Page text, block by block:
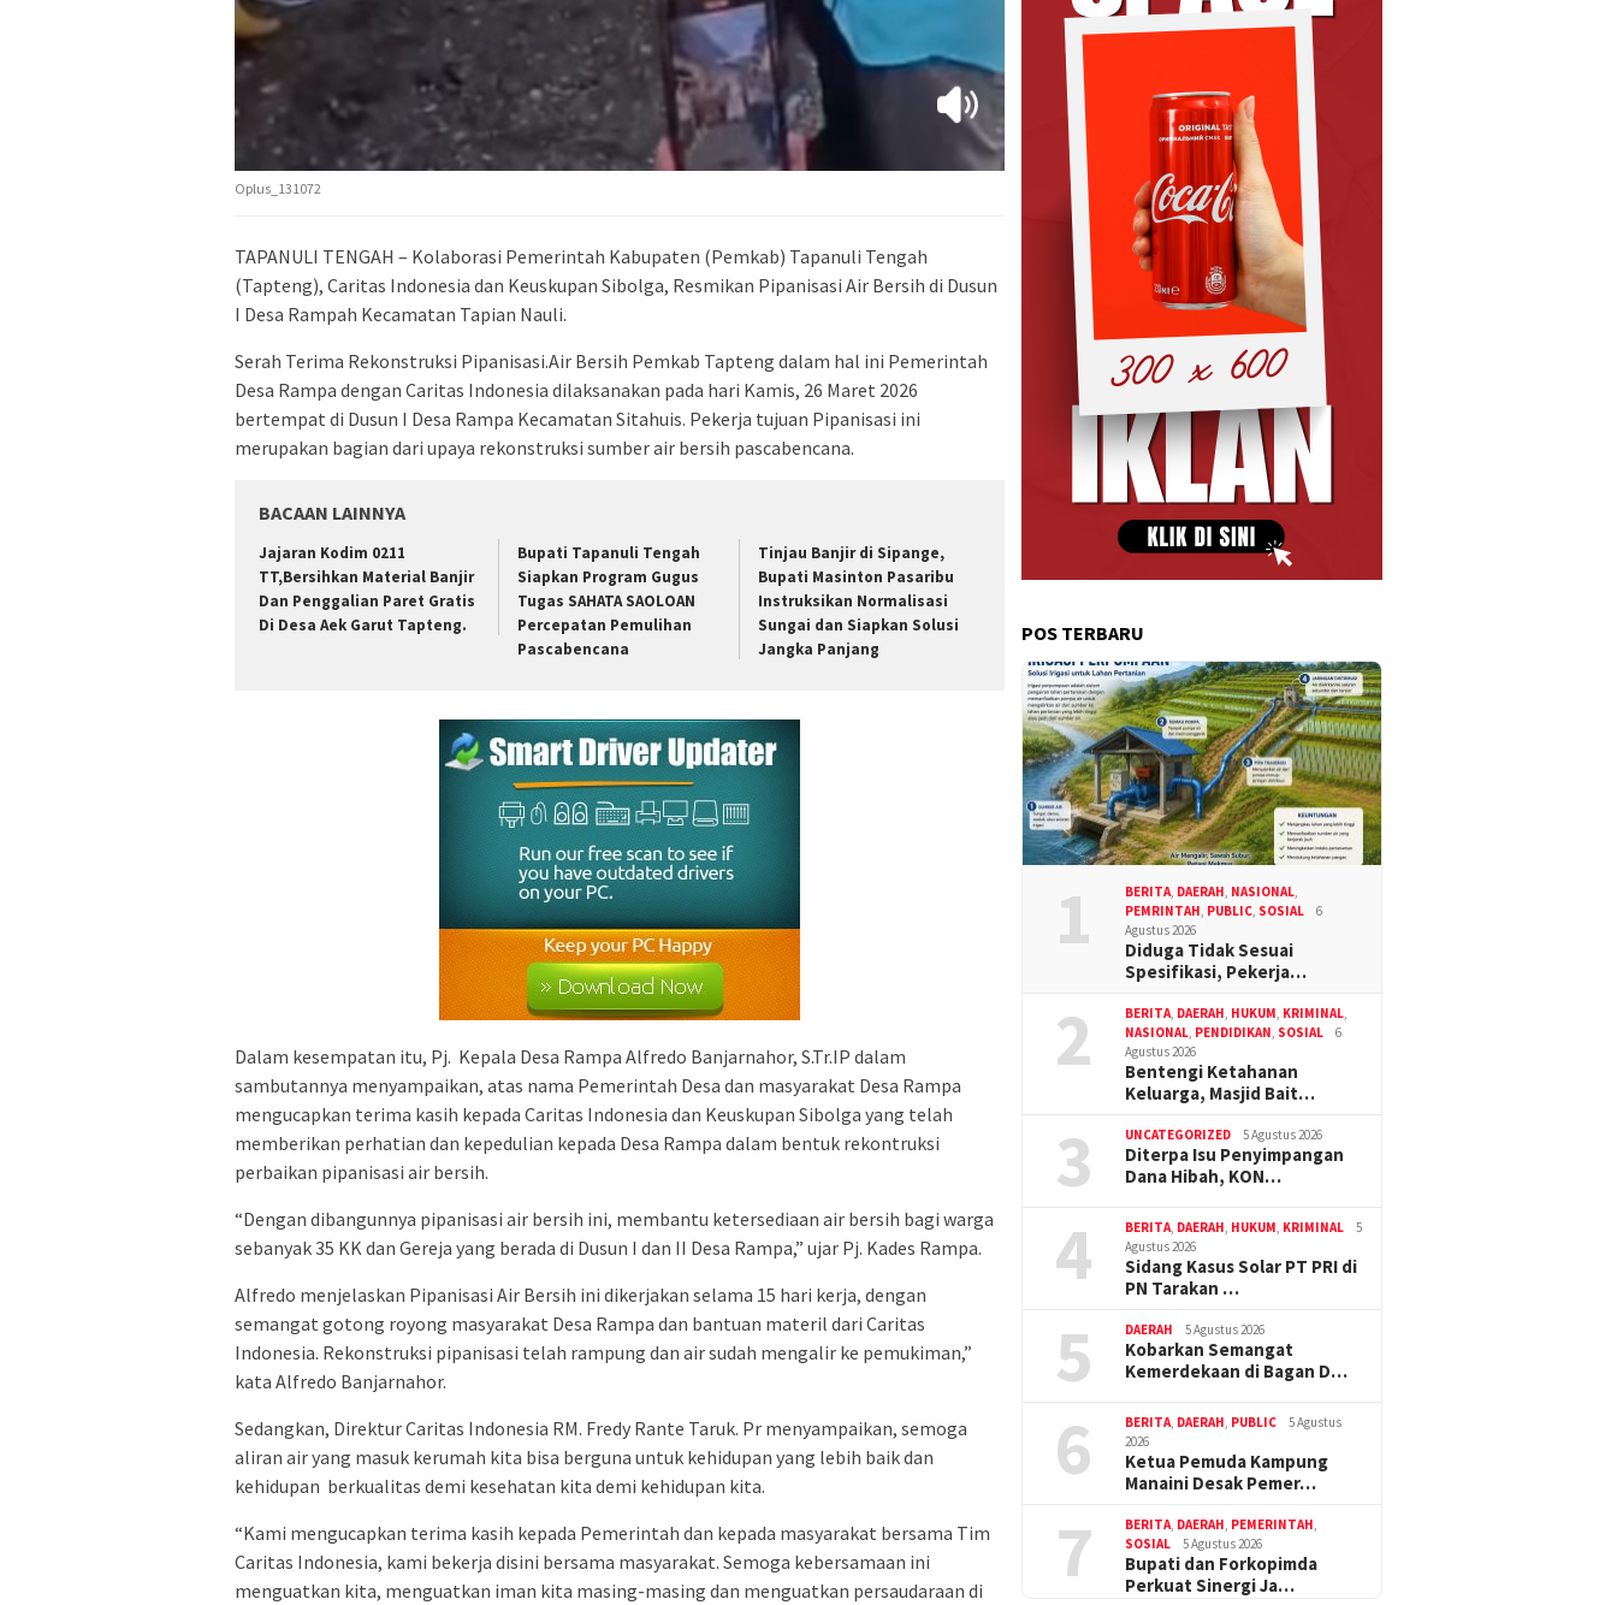
Oplus_131072
TAPANULI TENGAH – Kolaborasi Pemerintah Kabupaten (Pemkab) Tapanuli Tengah
(Tapteng), Caritas Indonesia dan Keuskupan Sibolga, Resmikan Pipanisasi Air Bersih di Dusun
I Desa Rampah Kecamatan Tapian Nauli.
Serah Terima Rekonstruksi Pipanisasi.Air Bersih Pemkab Tapteng dalam hal ini Pemerintah
Desa Rampa dengan Caritas Indonesia dilaksanakan pada hari Kamis, 26 Maret 2026
bertempat di Dusun I Desa Rampa Kecamatan Sitahuis. Pekerja tujuan Pipanisasi ini
merupakan bagian dari upaya rekonstruksi sumber air bersih pascabencana.
BACAAN LAINNYA
Jajaran Kodim 0211
TT,Bersihkan Material Banjir
Dan Penggalian Paret Gratis
Di Desa Aek Garut Tapteng.
Bupati Tapanuli Tengah
Siapkan Program Gugus
Tugas SAHATA SAOLOAN
Percepatan Pemulihan
Pascabencana
Tinjau Banjir di Sipange,
Bupati Masinton Pasaribu
Instruksikan Normalisasi
Sungai dan Siapkan Solusi
Jangka Panjang
Dalam kesempatan itu, Pj. Kepala Desa Rampa Alfredo Banjarnahor, S.Tr.IP dalam
sambutannya menyampaikan, atas nama Pemerintah Desa dan masyarakat Desa Rampa
mengucapkan terima kasih kepada Caritas Indonesia dan Keuskupan Sibolga yang telah
memberikan perhatian dan kepedulian kepada Desa Rampa dalam bentuk rekontruksi
perbaikan pipanisasi air bersih.
“Dengan dibangunnya pipanisasi air bersih ini, membantu ketersediaan air bersih bagi warga
sebanyak 35 KK dan Gereja yang berada di Dusun I dan II Desa Rampa,” ujar Pj. Kades Rampa.
Alfredo menjelaskan Pipanisasi Air Bersih ini dikerjakan selama 15 hari kerja, dengan
semangat gotong royong masyarakat Desa Rampa dan bantuan materil dari Caritas
Indonesia. Rekonstruksi pipanisasi telah rampung dan air sudah mengalir ke pemukiman,”
kata Alfredo Banjarnahor.
Sedangkan, Direktur Caritas Indonesia RM. Fredy Rante Taruk. Pr menyampaikan, semoga
aliran air yang masuk kerumah kita bisa berguna untuk kehidupan yang lebih baik dan
kehidupan berkualitas demi kesehatan kita demi kehidupan kita.
“Kami mengucapkan terima kasih kepada Pemerintah dan kepada masyarakat bersama Tim
Caritas Indonesia, kami bekerja disini bersama masyarakat. Semoga kebersamaan ini
menguatkan kita, menguatkan iman kita masing-masing dan menguatkan persaudaraan di
POS TERBARU
1 BERITA, DAERAH, NASIONAL,
PEMRINTAH, PUBLIC, SOSIAL
6
Agustus 2026
Diduga Tidak Sesuai
Spesifikasi, Pekerja…
2 BERITA, DAERAH, HUKUM, KRIMINAL,
NASIONAL, PENDIDIKAN, SOSIAL
6
Agustus 2026
Bentengi Ketahanan
Keluarga, Masjid Bait…
3 UNCATEGORIZED 5 Agustus 2026
Diterpa Isu Penyimpangan
Dana Hibah, KON…
4 BERITA, DAERAH, HUKUM, KRIMINAL
5
Agustus 2026
Sidang Kasus Solar PT PRI di
PN Tarakan …
5 DAERAH 5 Agustus 2026
Kobarkan Semangat
Kemerdekaan di Bagan D…
6 BERITA, DAERAH, PUBLIC
5 Agustus
2026
Ketua Pemuda Kampung
Manaini Desak Pemer…
7 BERITA, DAERAH, PEMERINTAH,
SOSIAL
5 Agustus 2026
Bupati dan Forkopimda
Perkuat Sinergi Ja…